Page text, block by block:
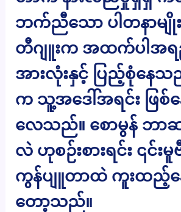
ဘက်ညီသော ပါတနာမျို
တီဂျူးက အထက်ပါအရ
အားလုံးနှင့် ပြည့်စုံနေ
က သူ့အဒေါ်အရင်း ဖြစ်နေ
လေသည်။ စောမွန် ဘ
လဲ ဟုစဉ်းစားရင်း ၎င်းမူ
ကွန်ပျူတာထဲ ကူးထည့်န
တော့သည်။